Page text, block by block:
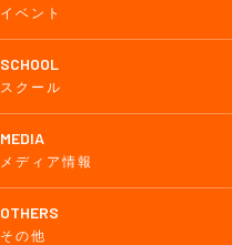
イベント
SCHOOL
スクール
MEDIA
メディア情報
OTHERS
その他